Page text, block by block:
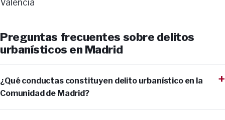
Valencia
Preguntas frecuentes sobre delitos
urbanísticos en Madrid
¿Qué conductas constituyen delito urbanístico en la
Comunidad de Madrid?